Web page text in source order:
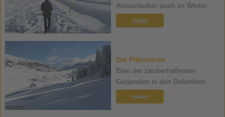
Aktivurlauber auch im Winter ...
mehr
Die Plätzwiese
Eine der zauberhaftesten
Gegenden in den Dolomiten ...
mehr